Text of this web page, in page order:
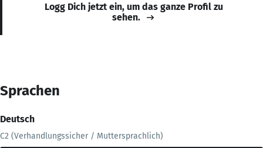
Logg Dich jetzt ein, um das ganze Profil zu
sehen.
Sprachen
Deutsch
C2 (Verhandlungssicher / Muttersprachlich)